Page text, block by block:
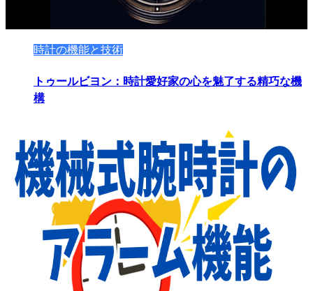
時計の機能と技術
トゥールビヨン：時計愛好家の心を魅了する精巧な機
構